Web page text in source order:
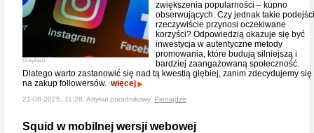
Unsplash
zwiększenia popularności – kupno
obserwujących. Czy jednak takie
rzeczywiście przynosi oczekiwane
korzyści? Odpowiedzią okazuje się być
inwestycja w autentyczne metody
promowania, które budują silniejszą i
bardziej zaangażowaną społeczność.
Dlatego warto zastanowić się nad tą kwestią głębiej, zanim zdecydujemy się
na zakup followersów. więcej
21-08-2025, 11:28, Artykuł poradnikowy, Pieniądze
Squid w mobilnej wersji webowej